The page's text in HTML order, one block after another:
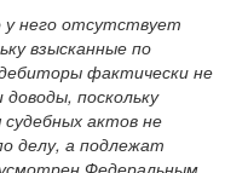
него отсутствует
взысканные по
фактически не
поскольку
актов не
делу, а подлежат
Федеральным